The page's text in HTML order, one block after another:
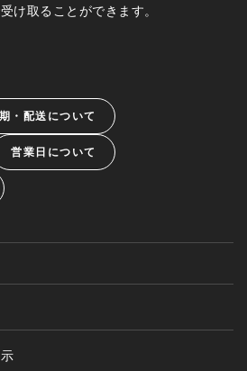
け取ることができます。
・配送について
営業日について